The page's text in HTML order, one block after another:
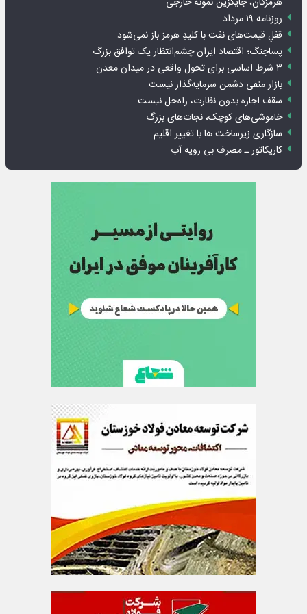
روزنامه ۱۹ مرداد
قفلِ قیمت‌های نفت با کلیدِ هرمز باز نمی‌شود
پساجنگ؛ اقتصاد ایران چشم‌انتظار یک توافق بزرگ
۳ شرط اساسی برای تحول واقعی در میدان معدن
بازار منفی دشمن سرمایه‌گذار نیست
سقف اجاره بدون نظارت، راه‌حل نیست
خاموشی‌های کوچک، نجات‌های بزرگ
سازگاری زیرساخت ها با تغییر اقلیم
کاریکاتور ـ مصرف بی رویه آب